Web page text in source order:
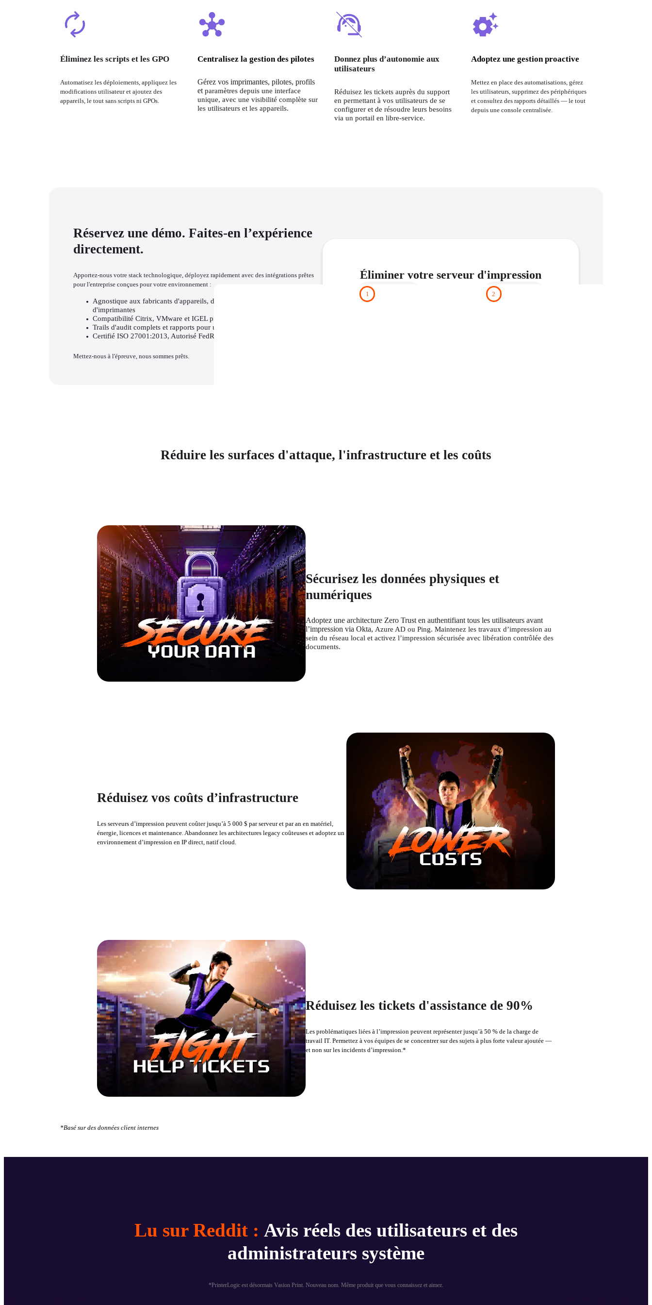
Éliminez les scripts et les GPO
Automatisez les déploiements, appliquez les
modifications utilisateur et ajoutez des
appareils, le tout sans scripts ni GPOs.
Centralisez la gestion des pilotes
Gérez vos imprimantes, pilotes, profils
et paramètres depuis une interface
unique, avec une visibilité complète sur
les utilisateurs et les appareils.
Donnez plus d’autonomie aux
utilisateurs
Réduisez les tickets auprès du support
en permettant à vos utilisateurs de se
configurer et de résoudre leurs besoins
via un portail en libre-service.
Adoptez une gestion proactive
Mettez en place des automatisations, gérez
les utilisateurs, supprimez des périphériques
et consultez des rapports détaillés — le tout
depuis une console centralisée.
Réservez une démo.Faites-en l’expérience
directement.
Apportez-nous votre stack technologique, déployez rapidement avec des intégrations prêtes
pour l'entreprise conçues pour votre environnement :
Agnostique aux fabricants d'appareils, de systèmes d'exploitation et
d'imprimantes
Compatibilité Citrix, VMware et IGEL prêt à l'emploi
Trails d'audit complets et rapports pour un contrôle total
Certifié ISO 27001:2013, Autorisé FedRAMP High
Mettez-nous à l'épreuve, nous sommes prêts.
Éliminer votre serveur d'impression
1 2
Réduire les surfaces d'attaque, l'infrastructure et les coûts
Sécurisez les données physiques et
numériques
Adoptez une architecture Zero Trust en authentifiant tous les utilisateurs avant
l’impression via Okta, Azure AD ou Ping. Maintenez les travaux d’impression au
sein du réseau local et activez l’impression sécurisée avec libération contrôlée des
documents.
Réduisez vos coûts d’infrastructure
Les serveurs d’impression peuvent coûter jusqu’à 5 000 $ par serveur et par an en matériel,
énergie, licences et maintenance. Abandonnez les architectures legacy coûteuses et adoptez un
environnement d’impression en IP direct, natif cloud.
Réduisez les tickets d'assistance de 90%
Les problématiques liées à l’impression peuvent représenter jusqu’à 50 % de la charge de
travail IT. Permettez à vos équipes de se concentrer sur des sujets à plus forte valeur ajoutée —
et non sur les incidents d’impression.*
*Basé sur des données client internes
Lu sur Reddit : Avis réels des utilisateurs et des
administrateurs système
*PrinterLogic est désormais Vasion Print. Nouveau nom. Même produit que vous connaissez et aimez.